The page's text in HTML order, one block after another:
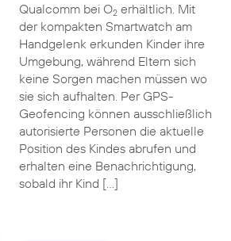
Qualcomm bei O2erhältlich. Mit
der kompakten Smartwatch am
Handgelenk erkunden Kinder ihre
Umgebung, während Eltern sich
keine Sorgen machen müssen wo
sie sich aufhalten. Per GPS-
Geofencing können ausschließlich
autorisierte Personen die aktuelle
Position des Kindes abrufen und
erhalten eine Benachrichtigung,
sobald ihr Kind […]